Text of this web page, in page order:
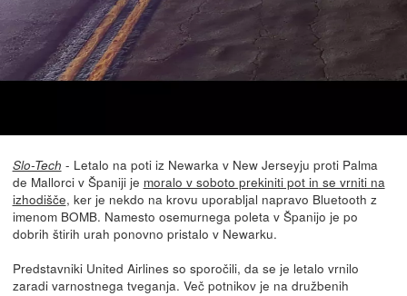
Slo-Tech - Letalo na poti iz Newarka v New Jerseyju proti Palma
de Mallorci v Španiji je moralo v soboto prekiniti pot in se vrniti na
izhodišče, ker je nekdo na krovu uporabljal napravo Bluetooth z
imenom BOMB. Namesto osemurnega poleta v Španijo je po
dobrih štirih urah ponovno pristalo v Newarku.
Predstavniki United Airlines so sporočili, da se je letalo vrnilo
zaradi varnostnega tveganja. Več potnikov je na družbenih